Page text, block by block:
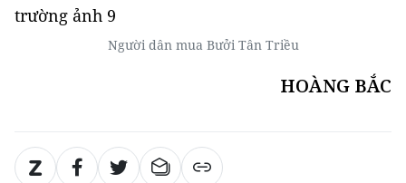
Người dân mua Bưởi Tân Triều
HOÀNG BẮC